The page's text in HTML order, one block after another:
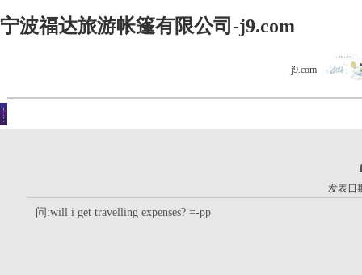
宁波福达旅游帐篷有限公司-j9.com
j9.com
发表日
问:will i get travelling expenses? =-pp